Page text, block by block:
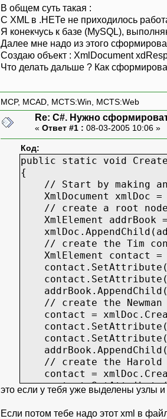
В общем суть такая :
С XML в .НЕТе не приходилось
Я конекчусь к базе (MySQL),
Далее мне надо из этого
Создаю объект : XmlDocument
Что делать дальше ? Как
MCP, MCAD, MCTS:Win, MCTS:Web
Re: C#. Нужно
« Ответ #1 : 08-03-2005 10:06 »
Код:
public static void
{
// Start by making an
XmlDocument xmlDoc =
// create a root node
XmlElement addrBook =
// create the Tim
XmlElement contact =
// create the Newman
contact =
// create the Harold
contact =
это если у тебя уже выделены узлы
Если потом тебе надо этот xml в